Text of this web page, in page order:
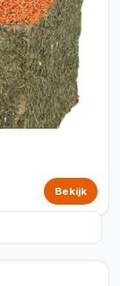
Bekijk